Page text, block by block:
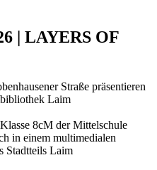
| LAYERS OF
Straße präsentieren
Laim
8cM der Mittelschule
in einem multimedialen
Stadtteils Laim